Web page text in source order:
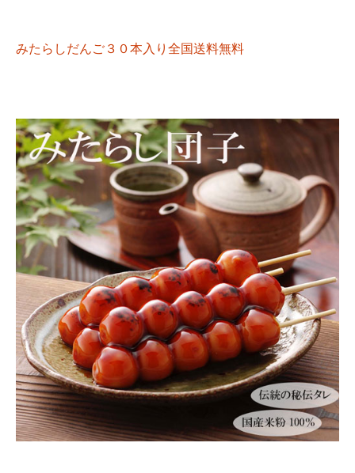
みたらしだんご３０本入り全国送料無料